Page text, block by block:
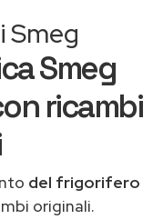
Smeg
Smeg
ricambi
del frigorifero
originali.